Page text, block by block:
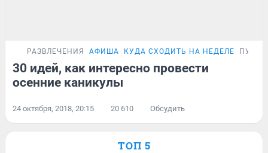
РАЗВЛЕЧЕНИЯ АФИША КУДА СХОДИТЬ НА НЕДЕЛЕ
30 идей, как интересно провести
осенние каникулы
24 октября, 2018, 20:15 20 610 Обсудить
ТОП 5